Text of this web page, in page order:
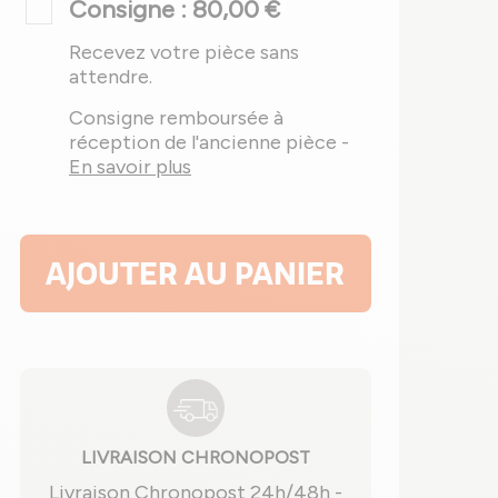
Consigne : 80,00 €
Recevez votre pièce sans
attendre.
Consigne remboursée à
réception de l'ancienne pièce -
En savoir plus
AJOUTER AU PANIER
LIVRAISON CHRONOPOST
Livraison Chronopost 24h/48h -